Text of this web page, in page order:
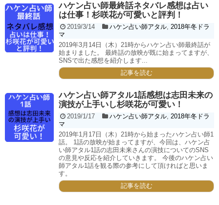
ハケン占い師最終話ネタバレ感想は占い
は仕事！杉咲花が可愛いと評判！
2019/3/14 ハケン占い師アタル, 2018年冬ドラ
マ
2019年3月14日（木）21時からハケン占い師最終話が
始まりました。 最終話の放映が既に始まってますが、
SNSで出た感想を紹介します...
記事を読む
ハケン占い師アタル1話感想は志田未来の
演技が上手いし杉咲花が可愛い！
2019/1/17 ハケン占い師アタル, 2018年冬ドラ
マ
2019年1月17日（木）21時から始まったハケン占い師1
話。 1話の放映が始まってますが、今回は、ハケン占
い師アタル1話の志田未来さんの演技についてのSNS
の意見や反応を紹介していきます。 今後のハケン占い
師アタル1話を観る際の参考にして頂ければと思いま
す。
記事を読む